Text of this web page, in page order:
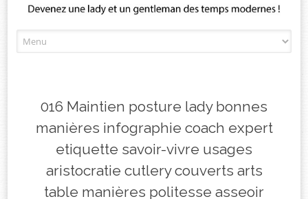
to
016 Maintien posture lady bonnes
manières infographie coach expert
etiquette savoir-vivre usages
aristocratie cutlery couverts arts
table manières politesse asseoir